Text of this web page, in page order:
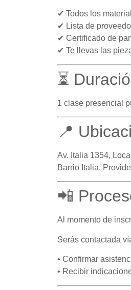
✔ Todos los
✔ Lista de
✔ Certificado de
✔ Te llevas las
⏳
1 clase presencial
📍
Av. Italia 1354,
Barrio Italia,
📲
Al momento de
Serás contactada
• Confirmar
• Recibir